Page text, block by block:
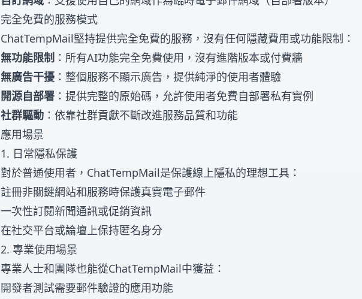
完全免費的服務模式
ChatTempMail堅持提供完全免費的服務，沒有任何隱藏費用或功能限制：
無功能限制 ：所有AI功能完全免費使用，沒有進階版本或付費牆
無廣告干擾 ：整個服務不顯示廣告，提供純淨的使用者體驗
開源自部署 ：提供完整的原始碼，允許使用者免費自部署私有實例
社群驅動 ：依靠社群貢獻不斷改進服務品質和功能
應用場景
1. 日常隱私保護
對於普通使用者，ChatTempMail是保護線上隱私的理想工具：
註冊非關鍵網站和服務時保護真實電子郵件
一次性訂閱新聞通訊或促銷資訊
在社交平台或論壇上保持匿名身分
2. 專業使用場景
專業人士和團隊也能從ChatTempMail中獲益：
開發者測試需要郵件驗證的應用功能